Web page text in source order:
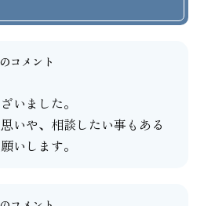
コメント
いました。
いや、相談したい事もある
いします。